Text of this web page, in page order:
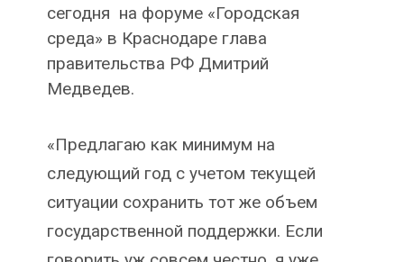
сегодня на форуме «Городская
среда» в Краснодаре глава
правительства РФ Дмитрий
Медведев.
«Предлагаю как минимум на
следующий год с учетом текущей
ситуации сохранить тот же объем
государственной поддержки. Если